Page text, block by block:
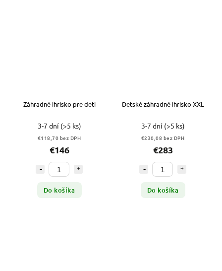
Záhradné ihrisko pre deti
3-7 dní (>5 ks)
€118,70 bez DPH
€146
Do košíka
Detské záhradné ihrisko XXL
3-7 dní (>5 ks)
€230,08 bez DPH
€283
Do košíka